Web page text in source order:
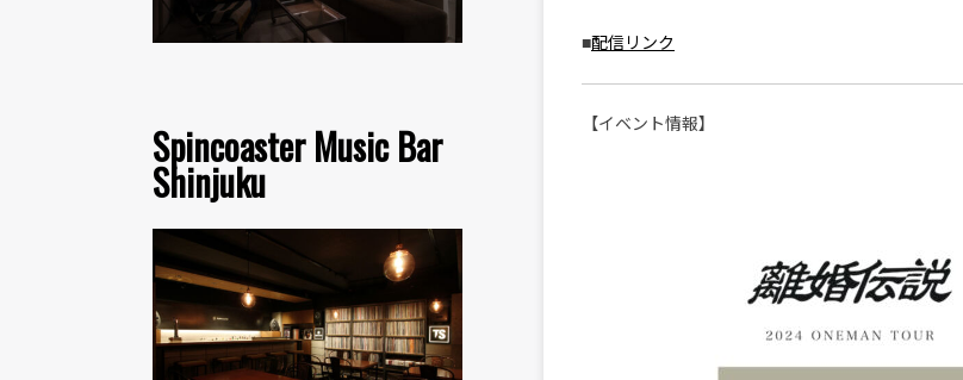
Spincoaster Music Bar
Shinjuku
■配信リンク
【イベント情報】